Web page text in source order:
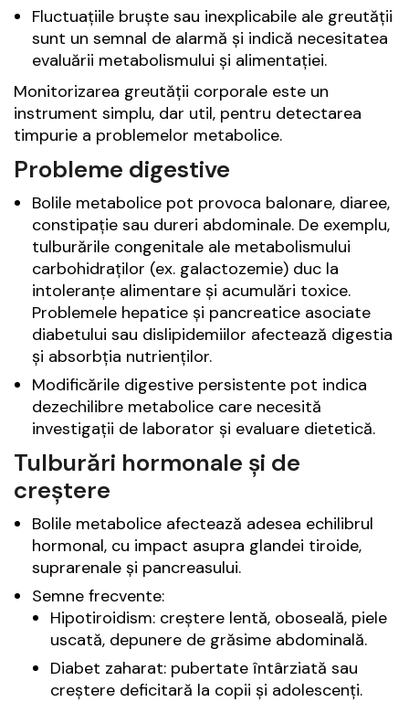
Fluctuațiile bruște sau inexplicabile ale greutății
sunt un semnal de alarmă și indică necesitatea
evaluării metabolismului și alimentației.
Monitorizarea greutății corporale este un
instrument simplu, dar util, pentru detectarea
timpurie a problemelor metabolice.
Probleme digestive
Bolile metabolice pot provoca balonare, diaree,
constipație sau dureri abdominale. De exemplu,
tulburările congenitale ale metabolismului
carbohidraților (ex. galactozemie) duc la
intoleranțe alimentare și acumulări toxice.
Problemele hepatice și pancreatice asociate
diabetului sau dislipidemiilor afectează digestia
și absorbția nutrienților.
Modificările digestive persistente pot indica
dezechilibre metabolice care necesită
investigații de laborator și evaluare dietetică.
Tulburări hormonale și de
creștere
Bolile metabolice afectează adesea echilibrul
hormonal, cu impact asupra glandei tiroide,
suprarenale și pancreasului.
Semne frecvente:
Hipotiroidism: creștere lentă, oboseală, piele
uscată, depunere de grăsime abdominală.
Diabet zaharat: pubertate întârziată sau
creștere deficitară la copii și adolescenți.